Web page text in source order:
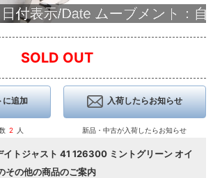
SOLD OUT
に追加
2 人
入荷したらお知らせ
新品・中古が入荷したらお知らせ
イトジャスト 41 126300 ミントグリーン オイ
その他の商品のご案内